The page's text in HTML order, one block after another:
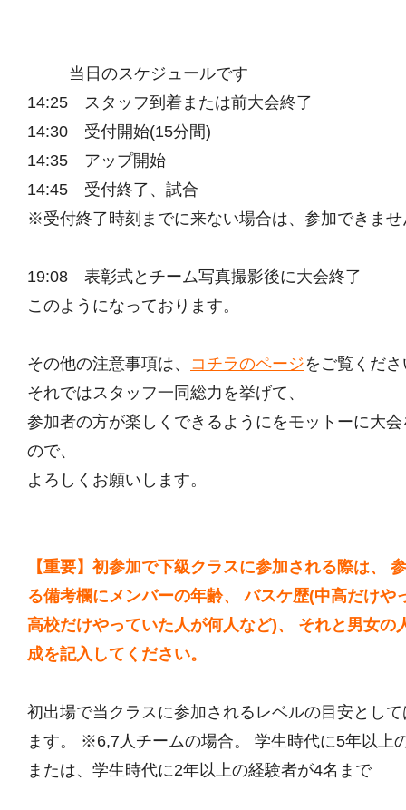
当日のスケジュールです
14:25 スタッフ到着または前大会終了
14:30 受付開始(15分間)
14:35 アップ開始
14:45 受付終了、試合
※受付終了時刻までに来ない場合は、参加できませ
19:08 表彰式とチーム写真撮影後に大会終了
このようになっております。
その他の注意事項は、 コチラのページをご覧くだ
それではスタッフ一同総力を挙げて、
参加者の方が楽しくできるようにをモットーに大
ので、
よろしくお願いします。
【重要】初参加で下級クラスに参加される際は、
る備考欄にメンバーの年齢、 バスケ歴(中高だけや
高校だけやっていた人が何人など)、 それと男女の
成を記入してください。
初出場で当クラスに参加されるレベルの目安とし
ます。 ※6,7人チームの場合。 学生時代に5年以上
または、学生時代に2年以上の経験者が4名まで